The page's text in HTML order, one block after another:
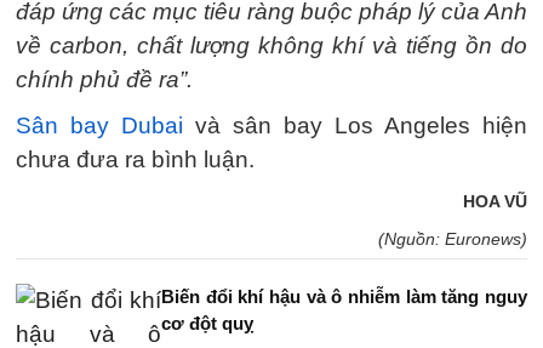
đáp ứng các mục tiêu ràng buộc pháp lý của Anh
về carbon, chất lượng không khí và tiếng ồn do
chính phủ đề ra”.
Sân bay Dubai và sân bay Los Angeles hiện
chưa đưa ra bình luận.
HOA VŨ
(Nguồn: Euronews)
Biến đổi khí hậu và ô nhiễm làm tăng nguy
cơ đột quỵ